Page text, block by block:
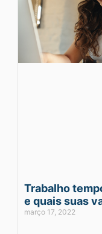
Trabalho
e quais suas
março 17, 2022